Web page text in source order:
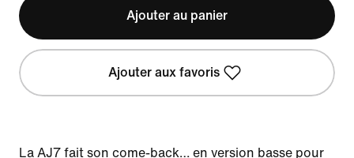
Ajouter au panier
Ajouter aux favoris
La AJ7 fait son come-back… en version basse pour